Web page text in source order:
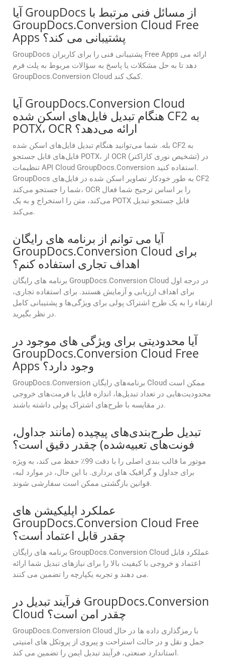
آیا GroupDocs از مسائل فنی مرتبط با
GroupDocs.Conversion Cloud Free
Apps پشتیبانی می کند؟
GroupDocs پشتیبانی فنی را برای کاربران Free Apps ارائه می
دهد تا به حل مشکلات یا پاسخ به سؤالات مربوط به پلت فرم
GroupDocs.Conversion Cloud کمک کند.
آیا GroupDocs.Conversion Cloud
هنگام تبدیل فایل‌های اسکن شده CF2 به
POTX، OCR ارائه می‌دهد؟
بله. شما می‌توانید هنگام تبدیل فایل‌های اسکن شده CF2 به
فایل‌های قابل جستجو POTX، از OCR (تشخیص نوری کاراکتر) در
تنظیمات API Cloud GroupDocs.Conversion استفاده کنید.
GroupDocs به طور خودکار تصاویر اسکن شده در فایل‌های CF2
شما را جستجو می‌کند، OCR را بر اساس ترجیح شما فعال
می‌کند، متن را استخراج و به یک POTX قابل جستجو تبدیل
می‌کند.
آیا می توانم از برنامه های رایگان
GroupDocs.Conversion Cloud برای
اهداف تجاری استفاده کنم؟
برنامه های رایگان GroupDocs.Conversion Cloud در درجه اول
برای اهداف ارزیابی و آزمایش هستند. برای استفاده تجاری،
ارتقاء را به یک طرح اشتراک پولی برای ویژگی‌ها و پشتیبانی کامل
در نظر بگیرید.
آیا محدودیتی برای ویژگی های موجود در
GroupDocs.Conversion Cloud Free
Apps وجود دارد؟
GroupDocs.Conversion برنامه‌های رایگان Cloud ممکن است
محدودیت‌هایی در تعداد تبدیل‌ها، اندازه فایل یا فرمت‌های خروجی
در مقایسه با طرح‌های اشتراک پولی داشته باشند.
تبدیل طرح‌بندی‌های پیچیده (مانند جداول،
فونت‌های تعبیه‌شده) چقدر دقیق است؟
موتور ما قالب بندی اصلی را با دقت 99٪ حفظ می کند، به ویژه
برای جداول و گرافیک های برداری. با این حال، در موارد لبه،
قوانین بازگشتی ممکن است سفارشی شوند.
عملکرد اپلیکیشن های
GroupDocs.Conversion Cloud Free
چقدر قابل اعتماد است؟
برنامه های رایگان GroupDocs.Conversion Cloud عملکرد قابل
اعتماد و خروجی با کیفیت بالا را برای نیازهای تبدیل شما ارائه
می دهند و تجربه یکپارچه را تضمین می کنند.
فرآیند تبدیل در GroupDocs.Conversion
Cloud چقدر امن است؟
GroupDocs.Conversion Cloud با رمزگذاری داده ها در حال
حمل و نقل و در حالت استراحت و پیروی از پروتکل های امنیتی
استاندارد صنعتی، فرآیند تبدیل ایمن را تضمین می کند.